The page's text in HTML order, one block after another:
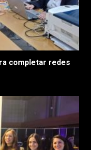
completar redes